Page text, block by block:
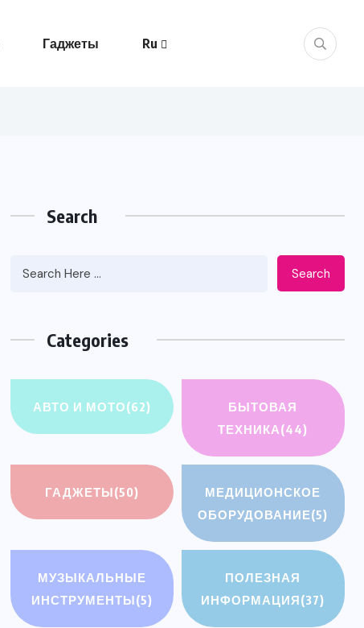
Гаджеты Ru
Search
Search
Categories
АВТО И МОТО(62)
БЫТОВАЯ
ТЕХНИКА(44)
ГАДЖЕТЫ(50)
МЕДИЦИОНСКОЕ
ОБОРУДОВАНИЕ(5)
МУЗЫКАЛЬНЫЕ
ИНСТРУМЕНТЫ(5)
ПОЛЕЗНАЯ
ИНФОРМАЦИЯ(37)